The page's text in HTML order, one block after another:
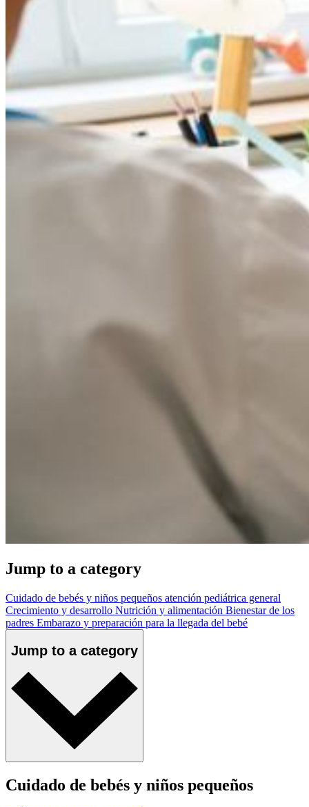
Jump to a category
Cuidado de bebés y niños pequeños atención pediátrica general
Crecimiento y desarrollo Nutrición y alimentación Bienestar de los
padres Embarazo y preparación para la llegada del bebé
Jump to a category
Cuidado de bebés y niños pequeños